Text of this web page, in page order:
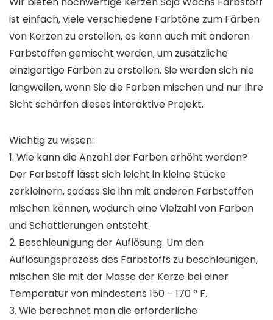
ist einfach, viele verschiedene Farbtöne zum Färben
von Kerzen zu erstellen, es kann auch mit anderen
Farbstoffen gemischt werden, um zusätzliche
einzigartige Farben zu erstellen. Sie werden sich nie
langweilen, wenn Sie die Farben mischen und nur Ihre
Sicht schärfen dieses interaktive Projekt.
Wichtig zu wissen:
1. Wie kann die Anzahl der Farben erhöht werden?
Der Farbstoff lässt sich leicht in kleine Stücke
zerkleinern, sodass Sie ihn mit anderen Farbstoffen
mischen können, wodurch eine Vielzahl von Farben
und Schattierungen entsteht.
2. Beschleunigung der Auflösung. Um den
Auflösungsprozess des Farbstoffs zu beschleunigen,
mischen Sie mit der Masse der Kerze bei einer
Temperatur von mindestens 150 – 170 ° F.
3. Wie berechnet man die erforderliche